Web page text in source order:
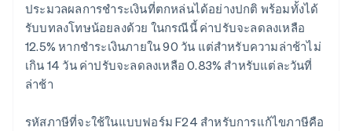
ประมวลผลการชําระเงินที่ตกหล่นได้อย่างปกติ พร้อมทั้งได้
รับบทลงโทษน้อยลงด้วย ในกรณีนี้ ค่าปรับจะลดลงเหลือ
12.5% หากชําระเงินภายใน 90 วัน แต่สำหรับความล่าช้าไม่
เกิน 14 วัน ค่าปรับจะลดลงเหลือ 0.83% สำหรับแต่ละวันที่
ล่าช้า
รหัสภาษีที่จะใช้ในแบบฟอร์ม F24 สําหรับการแก้ไขภาษีคือ